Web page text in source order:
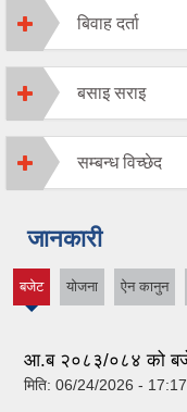
बिवाह दर्ता
बसाइ सराइ
सम्बन्ध विच्छेद
जानकारी
बजेट योजना ऐन कानुन
आ.ब २०८३/०८४ को
मिति: 06/24/2026 - 17:17